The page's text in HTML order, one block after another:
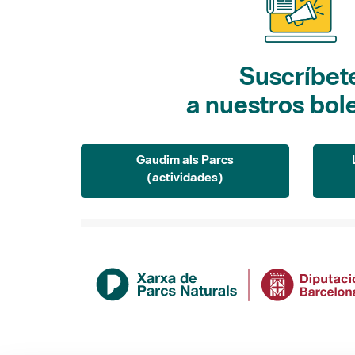
a nuestros
Gaudim als Parcs
(actividades)